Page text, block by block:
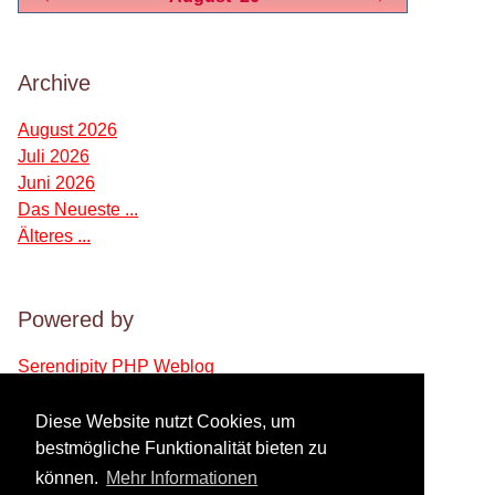
Diese Website nutzt Cookies, um
bestmögliche Funktionalität bieten zu
können. Mehr Informationen
Archive
August 2026
Juli 2026
Juni 2026
Das Neueste ...
Älteres ...
Powered by
Serendipity PHP Weblog
Verwaltung des Blogs
Login